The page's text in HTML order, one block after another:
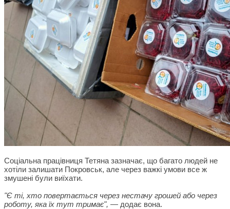
Соціальна працівниця Тетяна зазначає, що багато людей не
хотіли залишати Покровськ, але через важкі умови все ж
змушені були виїхати.
"Є ті, хто повертається через нестачу грошей або через
роботу, яка їх тут тримає", — додає вона.